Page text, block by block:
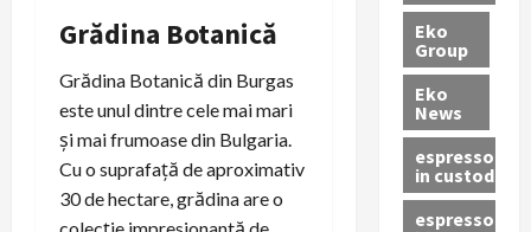
Grădina Botanică
Grădina Botanică din Burgas
este unul dintre cele mai mari
și mai frumoase din Bulgaria.
Cu o suprafață de aproximativ
30 de hectare, grădina are o
Eko
Group
Eko
News
espressoare
in custodie
espressor